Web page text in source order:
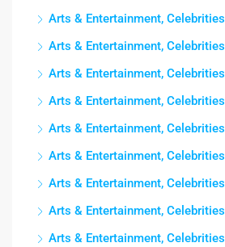
Arts & Entertainment, Celebrities
Arts & Entertainment, Celebrities
Arts & Entertainment, Celebrities
Arts & Entertainment, Celebrities
Arts & Entertainment, Celebrities
Arts & Entertainment, Celebrities
Arts & Entertainment, Celebrities
Arts & Entertainment, Celebrities
Arts & Entertainment, Celebrities